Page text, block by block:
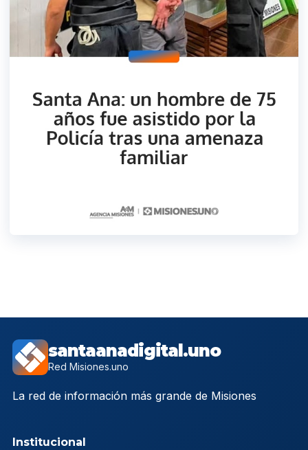
santaanadigital.uno
Red Misiones.uno
La red de información más grande de Misiones
Institucional